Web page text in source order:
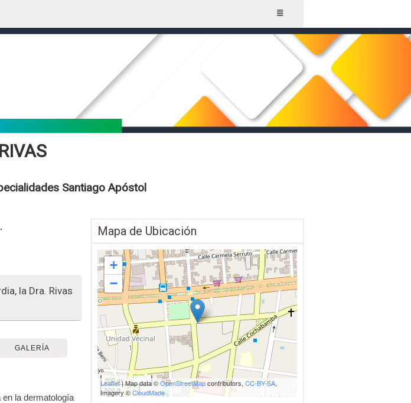
Santiago Apóstol
la Dra. Rivas
GALERÍA
la dermatología
Mapa de Ubicación
+
−
200 m
500 ft
Leaflet| Map data ©OpenStreetMapcontributors, CC-BY-SA,
Imagery ©CloudMade